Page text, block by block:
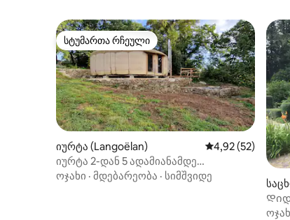
სტუმართა რჩეული
სტუმართა რჩეული
იურტა (Langoëlan) საშუალო
4,92 (52)
იურტა 2-დან 5 ადამიანამდე
კომფორტულად
ოჯახი · მდებარეობა · სიმშვიდე